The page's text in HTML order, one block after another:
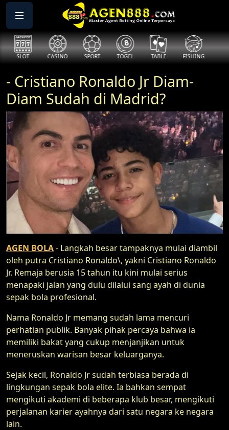
SLOT CASINO SPORT TOGEL TABLE FISHING
- Cristiano Ronaldo Jr Diam-
Diam Sudah di Madrid?
AGEN BOLA- Langkah besar tampaknya mulai diambil
oleh putra Cristiano Ronaldo\, yakni Cristiano Ronaldo
Jr. Remaja berusia 15 tahun itu kini mulai serius
menapaki jalan yang dulu dilalui sang ayah di dunia
sepak bola profesional.
Nama Ronaldo Jr memang sudah lama mencuri
perhatian publik. Banyak pihak percaya bahwa ia
memiliki bakat yang cukup menjanjikan untuk
meneruskan warisan besar keluarganya.
Sejak kecil, Ronaldo Jr sudah terbiasa berada di
lingkungan sepak bola elite. Ia bahkan sempat
mengikuti akademi di beberapa klub besar, mengikuti
perjalanan karier ayahnya dari satu negara ke negara
lain.